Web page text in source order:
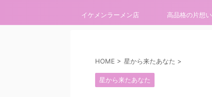
イケメンラーメン店 高品格の片想い
HOME > 星から来たあなた >
星から来たあなた